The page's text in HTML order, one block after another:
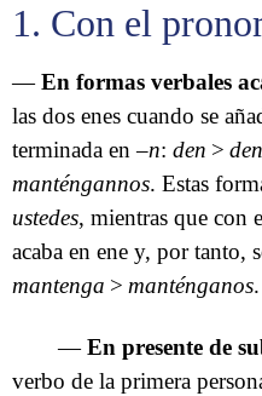
1. Con el
—En formas verbales
las dos enes cuando se
terminada en –n: den >
manténgannos. Estas
ustedes, mientras que con
acaba en ene y, por tanto,
mantenga > manténganos.
—En presente de
verbo de la primera